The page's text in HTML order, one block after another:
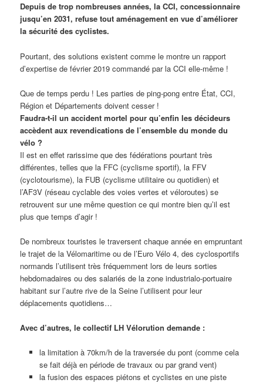
Depuis de trop nombreuses années, la CCI, concessionnaire
jusqu’en 2031, refuse tout aménagement en vue d’améliorer
la sécurité des cyclistes.
Pourtant, des solutions existent comme le montre un rapport
d’expertise de février 2019 commandé par la CCI elle-même !
Que de temps perdu ! Les parties de ping-pong entre État, CCI,
Région et Départements doivent cesser !
Faudra-t-il un accident mortel pour qu’enfin les décideurs
accèdent aux revendications de l’ensemble du monde du
vélo ?
Il est en effet rarissime que des fédérations pourtant très
différentes, telles que la FFC (cyclisme sportif), la FFV
(cyclotourisme), la FUB (cyclisme utilitaire ou quotidien) et
l’AF3V (réseau cyclable des voies vertes et véloroutes) se
retrouvent sur une même question ce qui montre bien qu’il est
plus que temps d’agir !
De nombreux touristes le traversent chaque année en empruntant
le trajet de la Vélomaritime ou de l’Euro Vélo 4, des cyclosportifs
normands l’utilisent très fréquemment lors de leurs sorties
hebdomadaires ou des salariés de la zone industrialo-portuaire
habitant sur l’autre rive de la Seine l’utilisent pour leur
déplacements quotidiens…
Avec d’autres, le collectif LH Vélorution demande :
la limitation à 70km/h de la traversée du pont (comme cela
se fait déjà en période de travaux ou par grand vent)
la fusion des espaces piétons et cyclistes en une piste